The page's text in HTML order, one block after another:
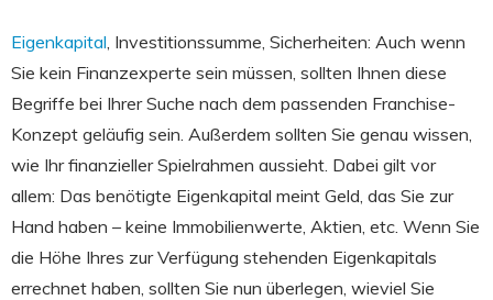
Eigenkapital, Investitionssumme, Sicherheiten: Auch wenn
Sie kein Finanzexperte sein müssen, sollten Ihnen diese
Begriffe bei Ihrer Suche nach dem passenden Franchise-
Konzept geläufig sein. Außerdem sollten Sie genau wissen,
wie Ihr finanzieller Spielrahmen aussieht. Dabei gilt vor
allem: Das benötigte Eigenkapital meint Geld, das Sie zur
Hand haben – keine Immobilienwerte, Aktien, etc. Wenn Sie
die Höhe Ihres zur Verfügung stehenden Eigenkapitals
errechnet haben, sollten Sie nun überlegen, wieviel Sie